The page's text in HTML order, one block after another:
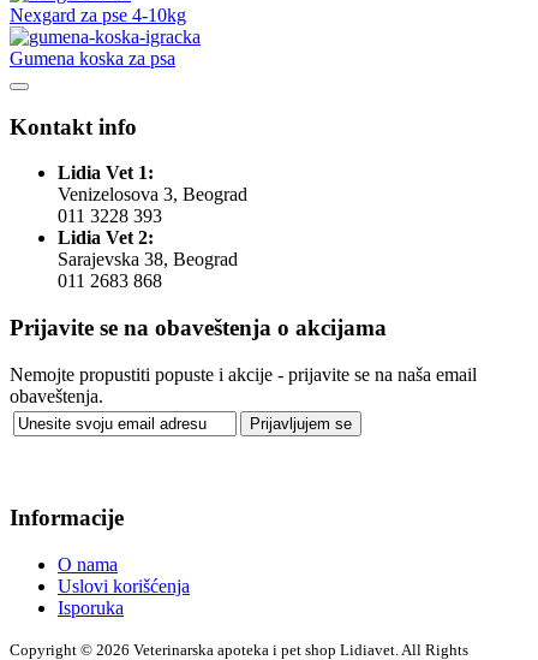
Nexgard za pse 4-10kg
Gumena koska za psa
Kontakt info
Lidia Vet 1:
Venizelosova 3, Beograd
011 3228 393
Lidia Vet 2:
Sarajevska 38, Beograd
011 2683 868
Prijavite se na obaveštenja o akcijama
Nemojte propustiti popuste i akcije - prijavite se na naša email
obaveštenja.
Informacije
O nama
Uslovi korišćenja
Isporuka
Copyright © 2026 Veterinarska apoteka i pet shop Lidiavet. All Rights